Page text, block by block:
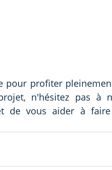
pour profiter
de vous aider à